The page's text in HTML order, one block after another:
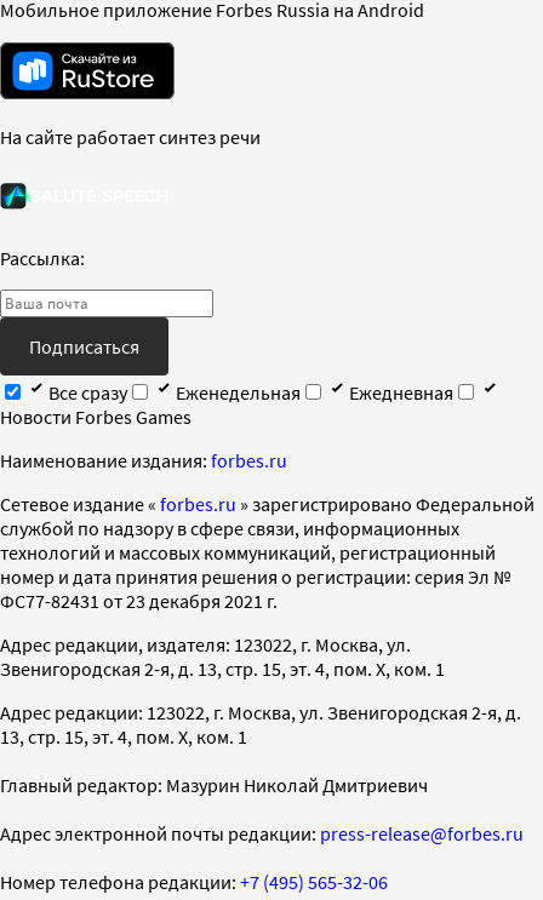
Мобильное приложение Forbes Russia на Android
На сайте работает синтез речи
Рассылка:
Подписаться
Все сразу
Еженедельная
Ежедневная
Новости Forbes Games
Наименование издания: forbes.ru
Cетевое издание « forbes.ru » зарегистрировано Федеральной
службой по надзору в сфере связи, информационных
технологий и массовых коммуникаций, регистрационный
номер и дата принятия решения о регистрации: серия Эл №
ФС77-82431 от 23 декабря 2021 г.
Адрес редакции, издателя: 123022, г. Москва, ул.
Звенигородская 2-я, д. 13, стр. 15, эт. 4, пом. X, ком. 1
Адрес редакции: 123022, г. Москва, ул. Звенигородская 2-я, д.
13, стр. 15, эт. 4, пом. X, ком. 1
Главный редактор: Мазурин Николай Дмитриевич
Адрес электронной почты редакции: press-release@forbes.ru
Номер телефона редакции: +7 (495) 565-32-06